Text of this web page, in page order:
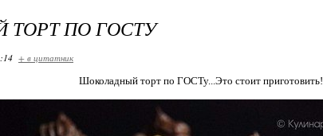
ПО ГОСТУ
+ в цитатник
Шоколадный торт по ГОСТу...Это стоит приготовить!